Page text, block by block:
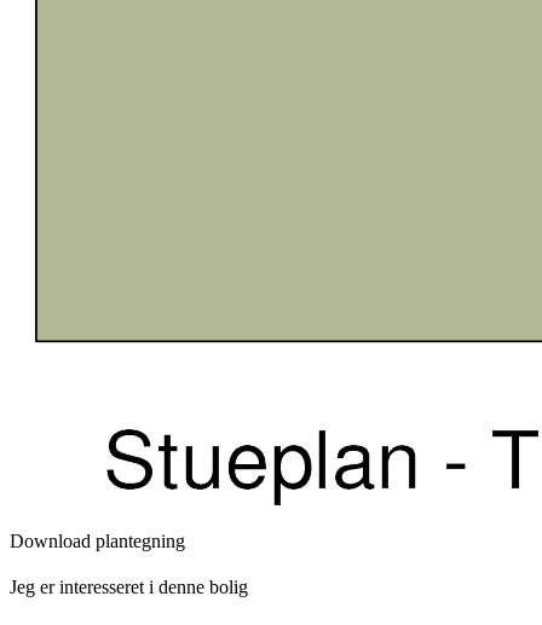
Download plantegning
Jeg er interesseret i denne bolig